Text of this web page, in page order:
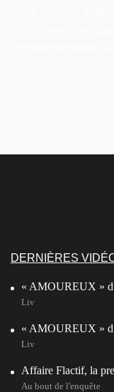
DERNIÈRES
« AMOUREUX »
Liv
« AMOUREUX »
Liv
Affaire Flactif, la
Au bout de l'enquête